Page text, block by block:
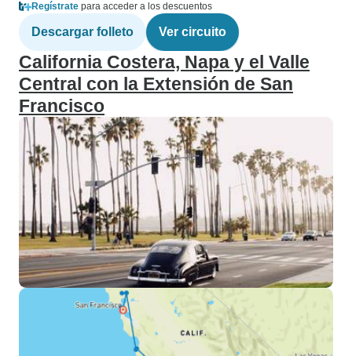
Regístrate para acceder a los descuentos
Descargar folleto Ver circuito
California Costera, Napa y el Valle
Central con la Extensión de San
Francisco